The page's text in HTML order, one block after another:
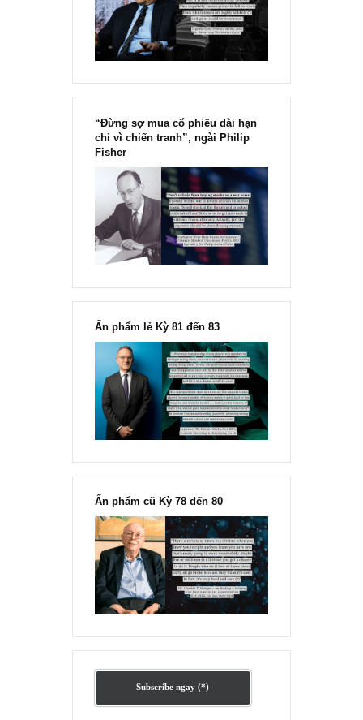
đông đối với rủi ro, Ngài Howard
Marks
“Đừng sợ mua cổ phiếu dài hạn
chỉ vì chiến tranh”, ngài Philip
Fisher
Ấn phẩm cũ Kỳ 78 đến 80